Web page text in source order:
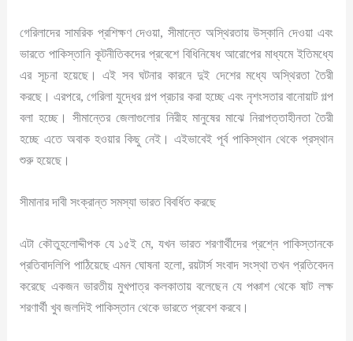
গেরিলাদের সামরিক প্রশিক্ষণ দেওয়া, সীমান্তে অস্থিরতায় উস্কানি দেওয়া এবং
ভারতে পাকিস্তানি কূটনীতিকদের প্রবেশে বিধিনিষেধ আরোপের মাধ্যমে ইতিমধ্যে
এর সূচনা হয়েছে। এই সব ঘটনার কারনে দুই দেশের মধ্যে অস্থিরতা তৈরী
করছে। এরপরে, গেরিলা যুদ্ধের গল্প প্রচার করা হচ্ছে এবং নৃশংসতার বানোয়াট গল্প
বলা হচ্ছে। সীমান্তের জেলাগুলোর নিরীহ মানুষের মাঝে নিরাপত্তাহীনতা তৈরী
হচ্ছে এতে অবাক হওয়ার কিছু নেই। এইভাবেই পূর্ব পাকিস্থান থেকে প্রস্থান
শুরু হয়েছে।
সীমানার দাবী সংক্রান্ত সমস্যা ভারত বিবর্ধিত করছে
এটা কৌতুহলোদ্দীপক যে ১৫ই মে, যখন ভারত শরণার্থীদের প্রশ্নে পাকিস্তানকে
প্রতিবাদলিপি পাঠিয়েছে এমন ঘোষনা হলো, রয়টার্স সংবাদ সংস্থা তখন প্রতিবেদন
করেছে একজন ভারতীয় মুখপাত্র কলকাতায় বলেছেন যে পঞ্চাশ থেকে ষাট লক্ষ
শরণার্থী খুব জলদিই পাকিস্তান থেকে ভারতে প্রবেশ করবে।